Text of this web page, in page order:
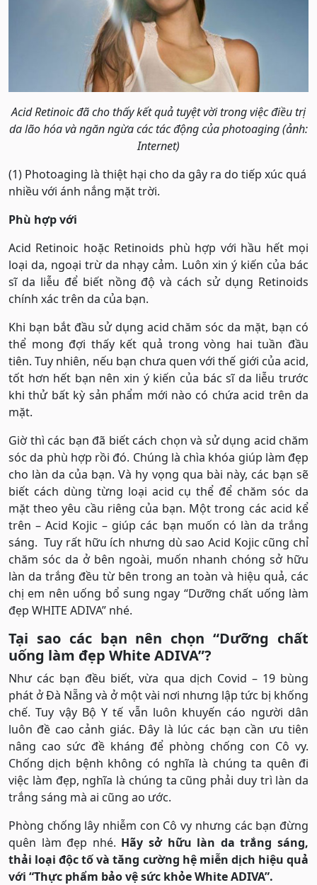
Acid Retinoic đã cho thấy kết quả tuyệt vời trong việc điều trị
da lão hóa và ngăn ngừa các tác động của photoaging (ảnh:
Internet)
(1) Photoaging là thiệt hại cho da gây ra do tiếp xúc quá
nhiều với ánh nắng mặt trời.
Phù hợp với
Acid Retinoic hoặc Retinoids phù hợp với hầu hết mọi
loại da, ngoại trừ da nhạy cảm. Luôn xin ý kiến ​​của bác
sĩ da liễu để biết nồng độ và cách sử dụng Retinoids
chính xác trên da của bạn.
Khi bạn bắt đầu sử dụng acid chăm sóc da mặt, bạn có
thể mong đợi thấy kết quả trong vòng hai tuần đầu
tiên. Tuy nhiên, nếu bạn chưa quen với thế giới của acid,
tốt hơn hết bạn nên xin ý kiến ​​của bác sĩ da liễu trước
khi thử bất kỳ sản phẩm mới nào có chứa acid trên da
mặt.
Giờ thì các bạn đã biết cách chọn và sử dụng acid chăm
sóc da phù hợp rồi đó. Chúng là chìa khóa giúp làm đẹp
cho làn da của bạn. Và hy vọng qua bài này, các bạn sẽ
biết cách dùng từng loại acid cụ thể để chăm sóc da
mặt theo yêu cầu riêng của bạn. Một trong các acid kể
trên – Acid Kojic – giúp các bạn muốn có làn da trắng
sáng. Tuy rất hữu ích nhưng dù sao Acid Kojic cũng chỉ
chăm sóc da ở bên ngoài, muốn nhanh chóng sở hữu
làn da trắng đều từ bên trong an toàn và hiệu quả, các
chị em nên uống bổ sung ngay “Dưỡng chất uống làm
đẹp WHITE ADIVA” nhé.
Tại sao các bạn nên chọn “Dưỡng chất
uống làm đẹp White ADIVA”?
Như các bạn đều biết, vừa qua dịch Covid – 19 bùng
phát ở Đà Nẵng và ở một vài nơi nhưng lập tức bị khống
chế. Tuy vậy Bộ Y tế vẫn luôn khuyến cáo người dân
luôn đề cao cảnh giác. Đây là lúc các bạn cần ưu tiên
nâng cao sức đề kháng để phòng chống con Cô vy.
Chống dịch bệnh không có nghĩa là chúng ta quên đi
việc làm đẹp, nghĩa là chúng ta cũng phải duy trì làn da
trắng sáng mà ai cũng ao ước.
Phòng chống lây nhiễm con Cô vy nhưng các bạn đừng
quên làm đẹp nhé. Hãy sở hữu làn da trắng sáng,
thải loại độc tố và tăng cường hệ miễn dịch hiệu quả
với “Thực phẩm bảo vệ sức khỏe White ADIVA”.